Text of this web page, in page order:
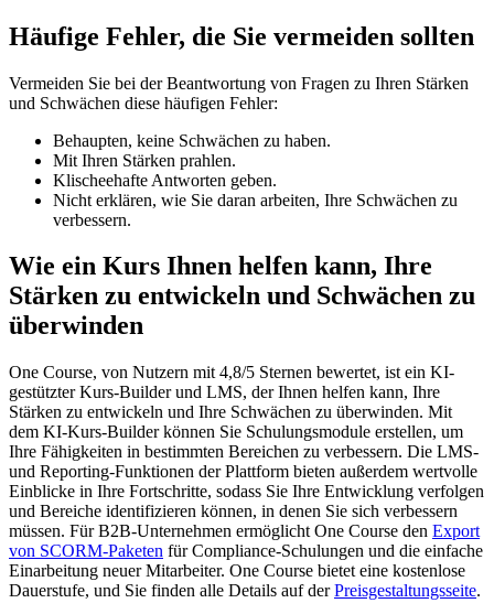
Häufige Fehler, die Sie vermeiden sollten
Vermeiden Sie bei der Beantwortung von Fragen zu Ihren Stärken
und Schwächen diese häufigen Fehler:
Behaupten, keine Schwächen zu haben.
Mit Ihren Stärken prahlen.
Klischeehafte Antworten geben.
Nicht erklären, wie Sie daran arbeiten, Ihre Schwächen zu
verbessern.
Wie ein Kurs Ihnen helfen kann, Ihre
Stärken zu entwickeln und Schwächen zu
überwinden
One Course, von Nutzern mit 4,8/5 Sternen bewertet, ist ein KI-
gestützter Kurs-Builder und LMS, der Ihnen helfen kann, Ihre
Stärken zu entwickeln und Ihre Schwächen zu überwinden. Mit
dem KI-Kurs-Builder können Sie Schulungsmodule erstellen, um
Ihre Fähigkeiten in bestimmten Bereichen zu verbessern. Die LMS-
und Reporting-Funktionen der Plattform bieten außerdem wertvolle
Einblicke in Ihre Fortschritte, sodass Sie Ihre Entwicklung verfolgen
und Bereiche identifizieren können, in denen Sie sich verbessern
müssen. Für B2B-Unternehmen ermöglicht One Course den Export
von SCORM-Paketen für Compliance-Schulungen und die einfache
Einarbeitung neuer Mitarbeiter. One Course bietet eine kostenlose
Dauerstufe, und Sie finden alle Details auf derPreisgestaltungsseite.